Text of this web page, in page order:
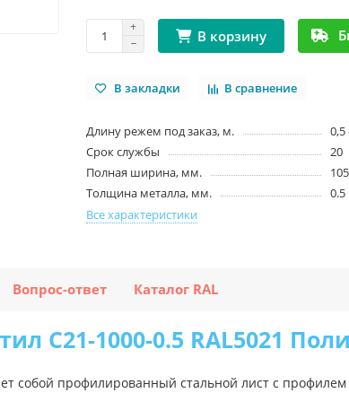
В корзину
В закладки В сравнение
Длину режем под заказ, м.
0,5
Срок службы
20
Полная ширина, мм.
Толщина металла, мм.
0.5
Все характеристики
Вопрос-ответ Каталог RAL
C21-1000-0.5 RAL5021
собой профилированный стальной лист с